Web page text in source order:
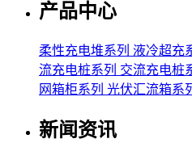
产品中心
柔性充电堆系列 液冷超充
流充电桩系列 交流充电桩
网箱柜系列 光伏汇流箱系
新闻资讯